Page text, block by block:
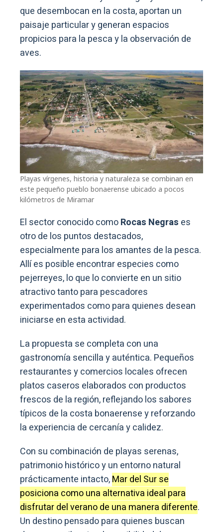
que desembocan en la costa, aportan un
paisaje particular y generan espacios
propicios para la pesca y la observación de
aves.
Playas vírgenes, historia y naturaleza se combinan en
este pequeño pueblo bonaerense ubicado a pocos
kilómetros de Miramar
El sector conocido comoRocas Negras es
otro de los puntos destacados,
especialmente para los amantes de la pesca.
Allí es posible encontrar especies como
pejerreyes, lo que lo convierte en un sitio
atractivo tanto para pescadores
experimentados como para quienes desean
iniciarse en esta actividad.
La propuesta se completa con una
gastronomía sencilla y auténtica. Pequeños
restaurantes y comercios locales ofrecen
platos caseros elaborados con productos
frescos de la región, reflejando los sabores
típicos de la costa bonaerense y reforzando
la experiencia de cercanía y calidez.
Con su combinación de playas serenas,
patrimonio histórico y un entorno natural
prácticamente intacto,Mar del Sur se
posiciona como una alternativa ideal para
disfrutar del verano de una manera diferente.
Un destino pensado para quienes buscan